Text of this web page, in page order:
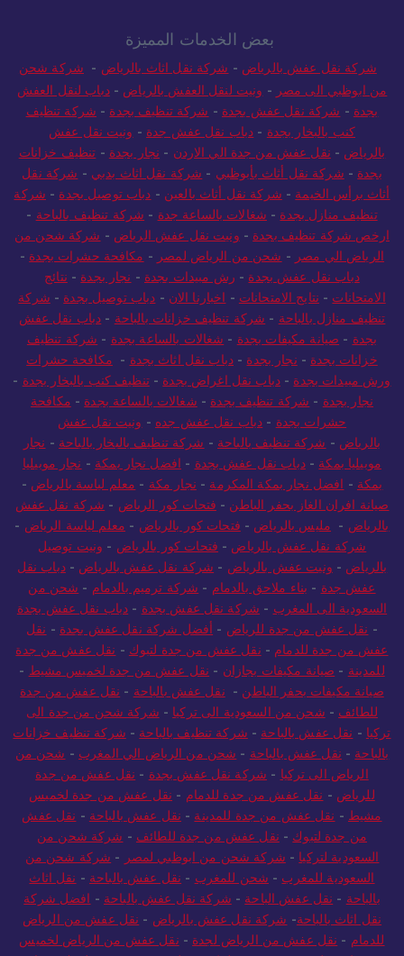
بعض الخدمات المميزة
شركة نقل عفش بالرياض - شركة نقل اثاث بالرياض - شركة شحن
من ابوظبي الى مصر - ونيت لنقل العفش بالرياض -دباب لنقل العفش
بجدة - شركة نقل عفش بجدة - شركة تنظيف بجدة - شركة تنظيف
كنب بالبخار بجدة - دباب نقل عفش جدة - ونيت نقل عفش
بالرياض - نقل عفش من جدة الي الاردن - نجار بجدة - تنظيف خزانات
بجدة - شركة نقل أثاث بأبوظبي - شركة نقل اثاث بدبي - شركة نقل
أثاث برأس الخيمة - شركة نقل أثاث بالعين - دباب توصيل بجدة - شركة
تنظيف منازل بجدة - شغالات بالساعة جدة - شركة تنظيف بالباحة -
ارخص شركة تنظيف بجدة - ونيت نقل عفش الرياض - شركة شحن من
الرياض الي مصر - شحن من الرياض لمصر - مكافحة حشرات بجدة -
دباب نقل عفش بجدة - رش مبيدات بجدة - نجار بجدة - نتائج
الامتحانات - نتايج الامتحانات - اخبارنا الان - دباب توصيل بجدة - شركة
تنظيف منازل بالباحة - شركة تنظيف خزانات بالباحة - دباب نقل عفش
بجدة - صيانة مكيفات بجدة - شغالات بالساعة بجدة - شركة تنظيف
خزانات بجدة - نجار بجدة - دباب نقل اثاث بجدة - مكافحة حشرات
ورش مبيدات بجدة -دباب نقل اغراض بجدة -تنظيف كنب بالبخار بجدة -
نجار بجدة - شركة تنظيف بجدة - شغالات بالساعة بجدة - مكافحة
حشرات بجدة - دباب نقل عفش جده - ونيت نقل عفش
بالرياض - شركة تنظيف بالباحة - شركة تنظيف بالبخار بالباحة - نجار
موبيليا بمكة -دباب نقل عفش بجدة - افضل نجار بمكة - نجار موبيليا
بمكة - افضل نجار بمكة المكرمة - نجار مكة - معلم لياسة بالرياض -
صيانة افران الغاز بحفر الباطن - فتحات كور الرياض - شركة نقل عفش
بالرياض - مليس بالرياض - فتحات كور بالرياض - معلم لياسة الرياض -
شركة نقل عفش بالرياض - فتحات كور بالرياض - ونيت توصيل
بالرياض - ونيت عفش بالرياض - شركة نقل عفش بالرياض -دباب نقل
عفش جدة - بناء ملاحق بالدمام - شركة ترميم بالدمام - شحن من
السعودية الى المغرب - شركة نقل عفش بجدة - دباب نقل عفش بجدة
- نقل عفش من جدة للرياض - أفضل شركة نقل عفش بجدة - نقل
عفش من جدة للدمام - نقل عفش من جدة لتبوك - نقل عفش من جدة
للمدينة - صيانة مكيفات بجازان - نقل عفش من جدة لخميس مشيط -
صيانة مكيفات بحفر الباطن - نقل عفش بالباحة - نقل عفش من جدة
للطائف - شحن من السعودية الى تركيا - شركة شحن من جدة الى
تركيا - نقل عفش بالباحة - شركة تنظيف بالباحة - شركة تنظيف خزانات
بالباحة - نقل عفش بالباحة - شحن من الرياض الي المغرب - شحن من
الرياض الى تركيا - شركة نقل عفش بجدة - نقل عفش من جدة
للرياض - نقل عفش من جدة للدمام - نقل عفش من جدة لخميس
مشيط - نقل عفش من جدة للمدينة - نقل عفش بالباحة - نقل عفش
من جدة لتبوك - نقل عفش من جدة للطائف - شركة شحن من
السعودية لتركيا - شركة شحن من ابوظبي لمصر - شركة شحن من
السعودية للمغرب - شحن للمغرب - نقل عفش بالباحة - نقل اثاث
بالباحة - نقل عفش الباحة - شركة نقل عفش بالباحة - افضل شركة
نقل اثاث بالباحة- شركة نقل عفش بالرياض - نقل عفش من الرياض
للدمام - نقل عفش من الرياض لجدة - نقل عفش من الرياض لخميس